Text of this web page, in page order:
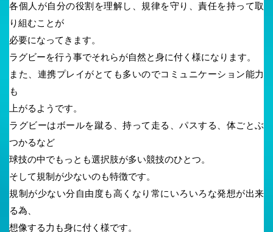
各個人が自分の役割を理解し、規律を守り、責任を持って取
り組むことが
必要になってきます。
ラグビーを行う事でそれらが自然と身に付く様になります。
また、連携プレイがとても多いのでコミュニケーション能力
も
上がるようです。
ラグビーはボールを蹴る、持って走る、パスする、体ごとぶ
つかるなど
球技の中でもっとも選択肢が多い競技のひとつ。
そして規制が少ないのも特徴です。
規制が少ない分自由度も高くなり常にいろいろな発想が出来
る為、
想像する力も身に付く様です。